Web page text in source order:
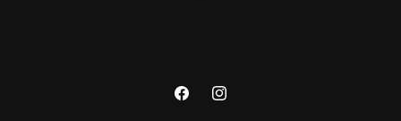
FacebookInstagram